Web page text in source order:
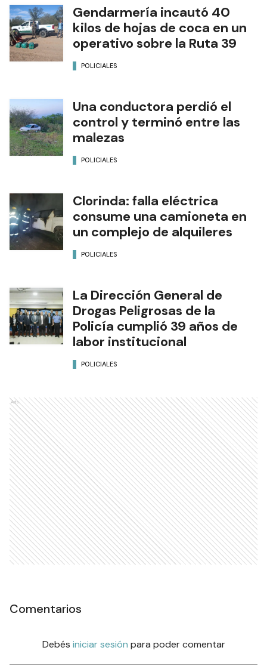
Gendarmería incautó 40
kilos de hojas de coca en un
operativo sobre la Ruta 39
POLICIALES
Una conductora perdió el
control y terminó entre las
malezas
POLICIALES
Clorinda: falla eléctrica
consume una camioneta en
un complejo de alquileres
POLICIALES
La Dirección General de
Drogas Peligrosas de la
Policía cumplió 39 años de
labor institucional
POLICIALES
Ads
Comentarios
Debés iniciar sesión para poder comentar